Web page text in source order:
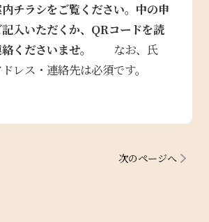
チラシをご覧ください。中の申
入いただくか、QRコードを読
絡くださいませ。 なお、氏
レス・連絡先は必須です。
次のページへ